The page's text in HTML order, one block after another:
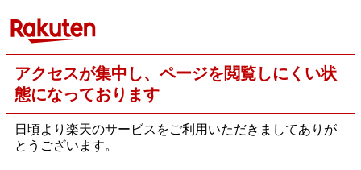
アクセスが集中し、ページを閲覧しにくい状
態になっております
日頃より楽天のサービスをご利用いただきましてありが
とうございます。